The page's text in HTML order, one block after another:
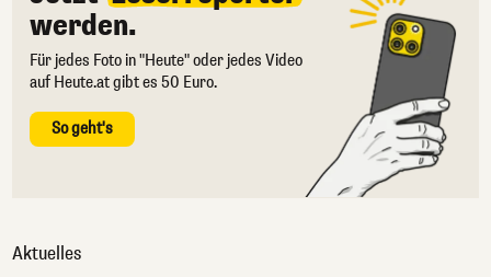
werden.
Für jedes Foto in "Heute" oder jedes Video
auf Heute.at gibt es 50 Euro.
So geht's
Aktuelles